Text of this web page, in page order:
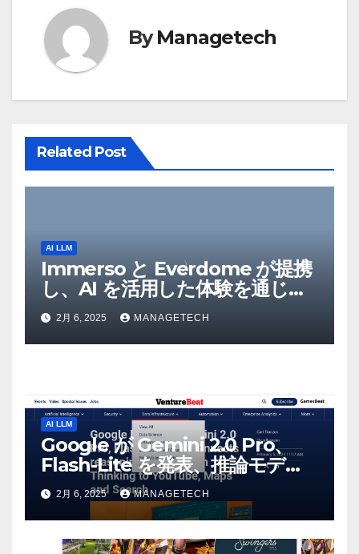
ョ
ン
ByManagetech
Related Post
AI LLM
Immerso と Everdome が提携
し、AI を活用した体験を通じて
メタバースのイノベーションを
推進 – Intelligent CIO APAC
2月 6, 2025 MANAGETECH
AI LLM
Google が Gemini 2.0 Pro、
Flash-Lite を発表、推論モデル
Flash Thinking を YouTube、
マップ、検索に接続 |
VentureBeat
2月 6, 2025 MANAGETECH